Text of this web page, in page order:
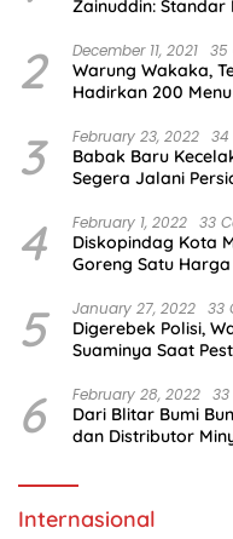
Zainuddin: Standar
2 December 11, 2021 35
Warung Wakaka,
Hadirkan 200
3 February 23, 2022
Babak Baru
Segera Jalani
4 February 1, 2022 33
Diskopindag Kota
Goreng Satu
5 January 27, 2022 33
Digerebek Polisi,
Suaminya Saat
6 February 28, 2022
Dari Blitar Bumi
dan Distributor
Internasional